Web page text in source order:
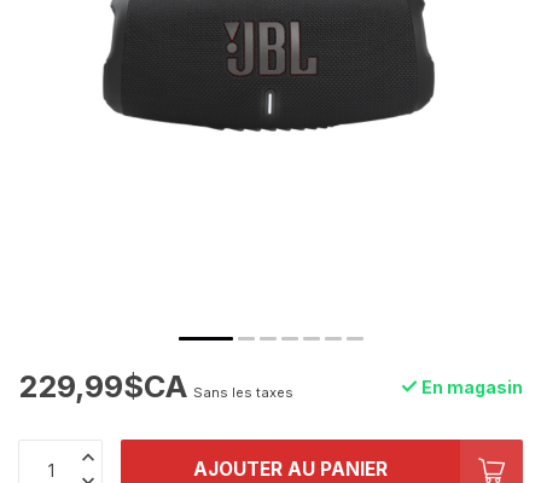
229,99$CA Sans les taxes En magasin
AJOUTER AU PANIER